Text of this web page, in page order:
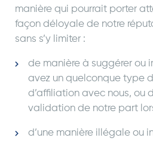
manière qui pourrait porter
façon déloyale de notre
sans s’y limiter :
de manière à suggérer ou
avez un quelconque type
d’affiliation avec nous, ou
validation de notre part
d’une manière illégale ou